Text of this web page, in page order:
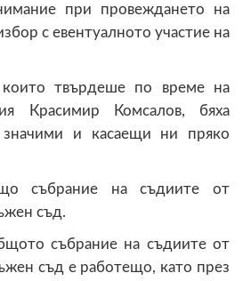
при провеждането на
с евентуалното участие на
твърдеше по време на
Красимир Комсалов, бяха
значими и касаещи ни пряко
събрание на съдиите от
съд.
събрание на съдиите от
съд е работещо, като през